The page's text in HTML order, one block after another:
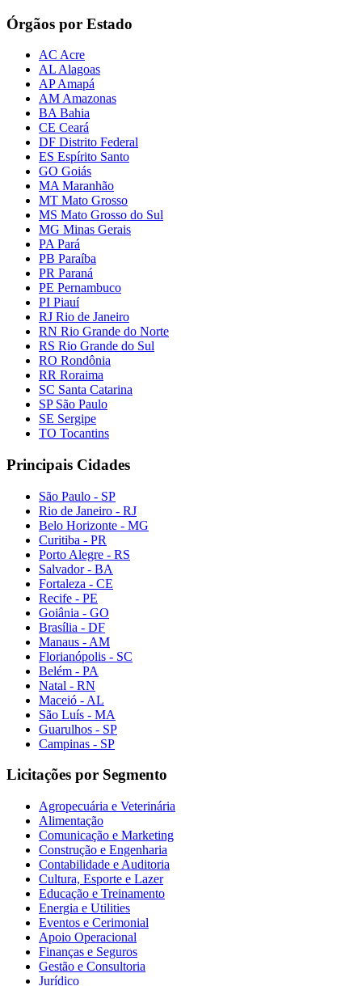
Órgãos por Estado
AC Acre
AL Alagoas
AP Amapá
AM Amazonas
BA Bahia
CE Ceará
DF Distrito Federal
ES Espírito Santo
GO Goiás
MA Maranhão
MT Mato Grosso
MS Mato Grosso do Sul
MG Minas Gerais
PA Pará
PB Paraíba
PR Paraná
PE Pernambuco
PI Piauí
RJ Rio de Janeiro
RN Rio Grande do Norte
RS Rio Grande do Sul
RO Rondônia
RR Roraima
SC Santa Catarina
SP São Paulo
SE Sergipe
TO Tocantins
Principais Cidades
São Paulo - SP
Rio de Janeiro - RJ
Belo Horizonte - MG
Curitiba - PR
Porto Alegre - RS
Salvador - BA
Fortaleza - CE
Recife - PE
Goiânia - GO
Brasília - DF
Manaus - AM
Florianópolis - SC
Belém - PA
Natal - RN
Maceió - AL
São Luís - MA
Guarulhos - SP
Campinas - SP
Licitações por Segmento
Agropecuária e Veterinária
Alimentação
Comunicação e Marketing
Construção e Engenharia
Contabilidade e Auditoria
Cultura, Esporte e Lazer
Educação e Treinamento
Energia e Utilities
Eventos e Cerimonial
Apoio Operacional
Finanças e Seguros
Gestão e Consultoria
Jurídico